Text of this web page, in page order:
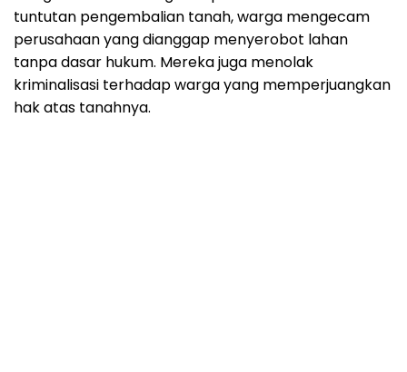
tuntutan pengembalian tanah, warga mengecam
perusahaan yang dianggap menyerobot lahan
tanpa dasar hukum. Mereka juga menolak
kriminalisasi terhadap warga yang memperjuangkan
hak atas tanahnya.